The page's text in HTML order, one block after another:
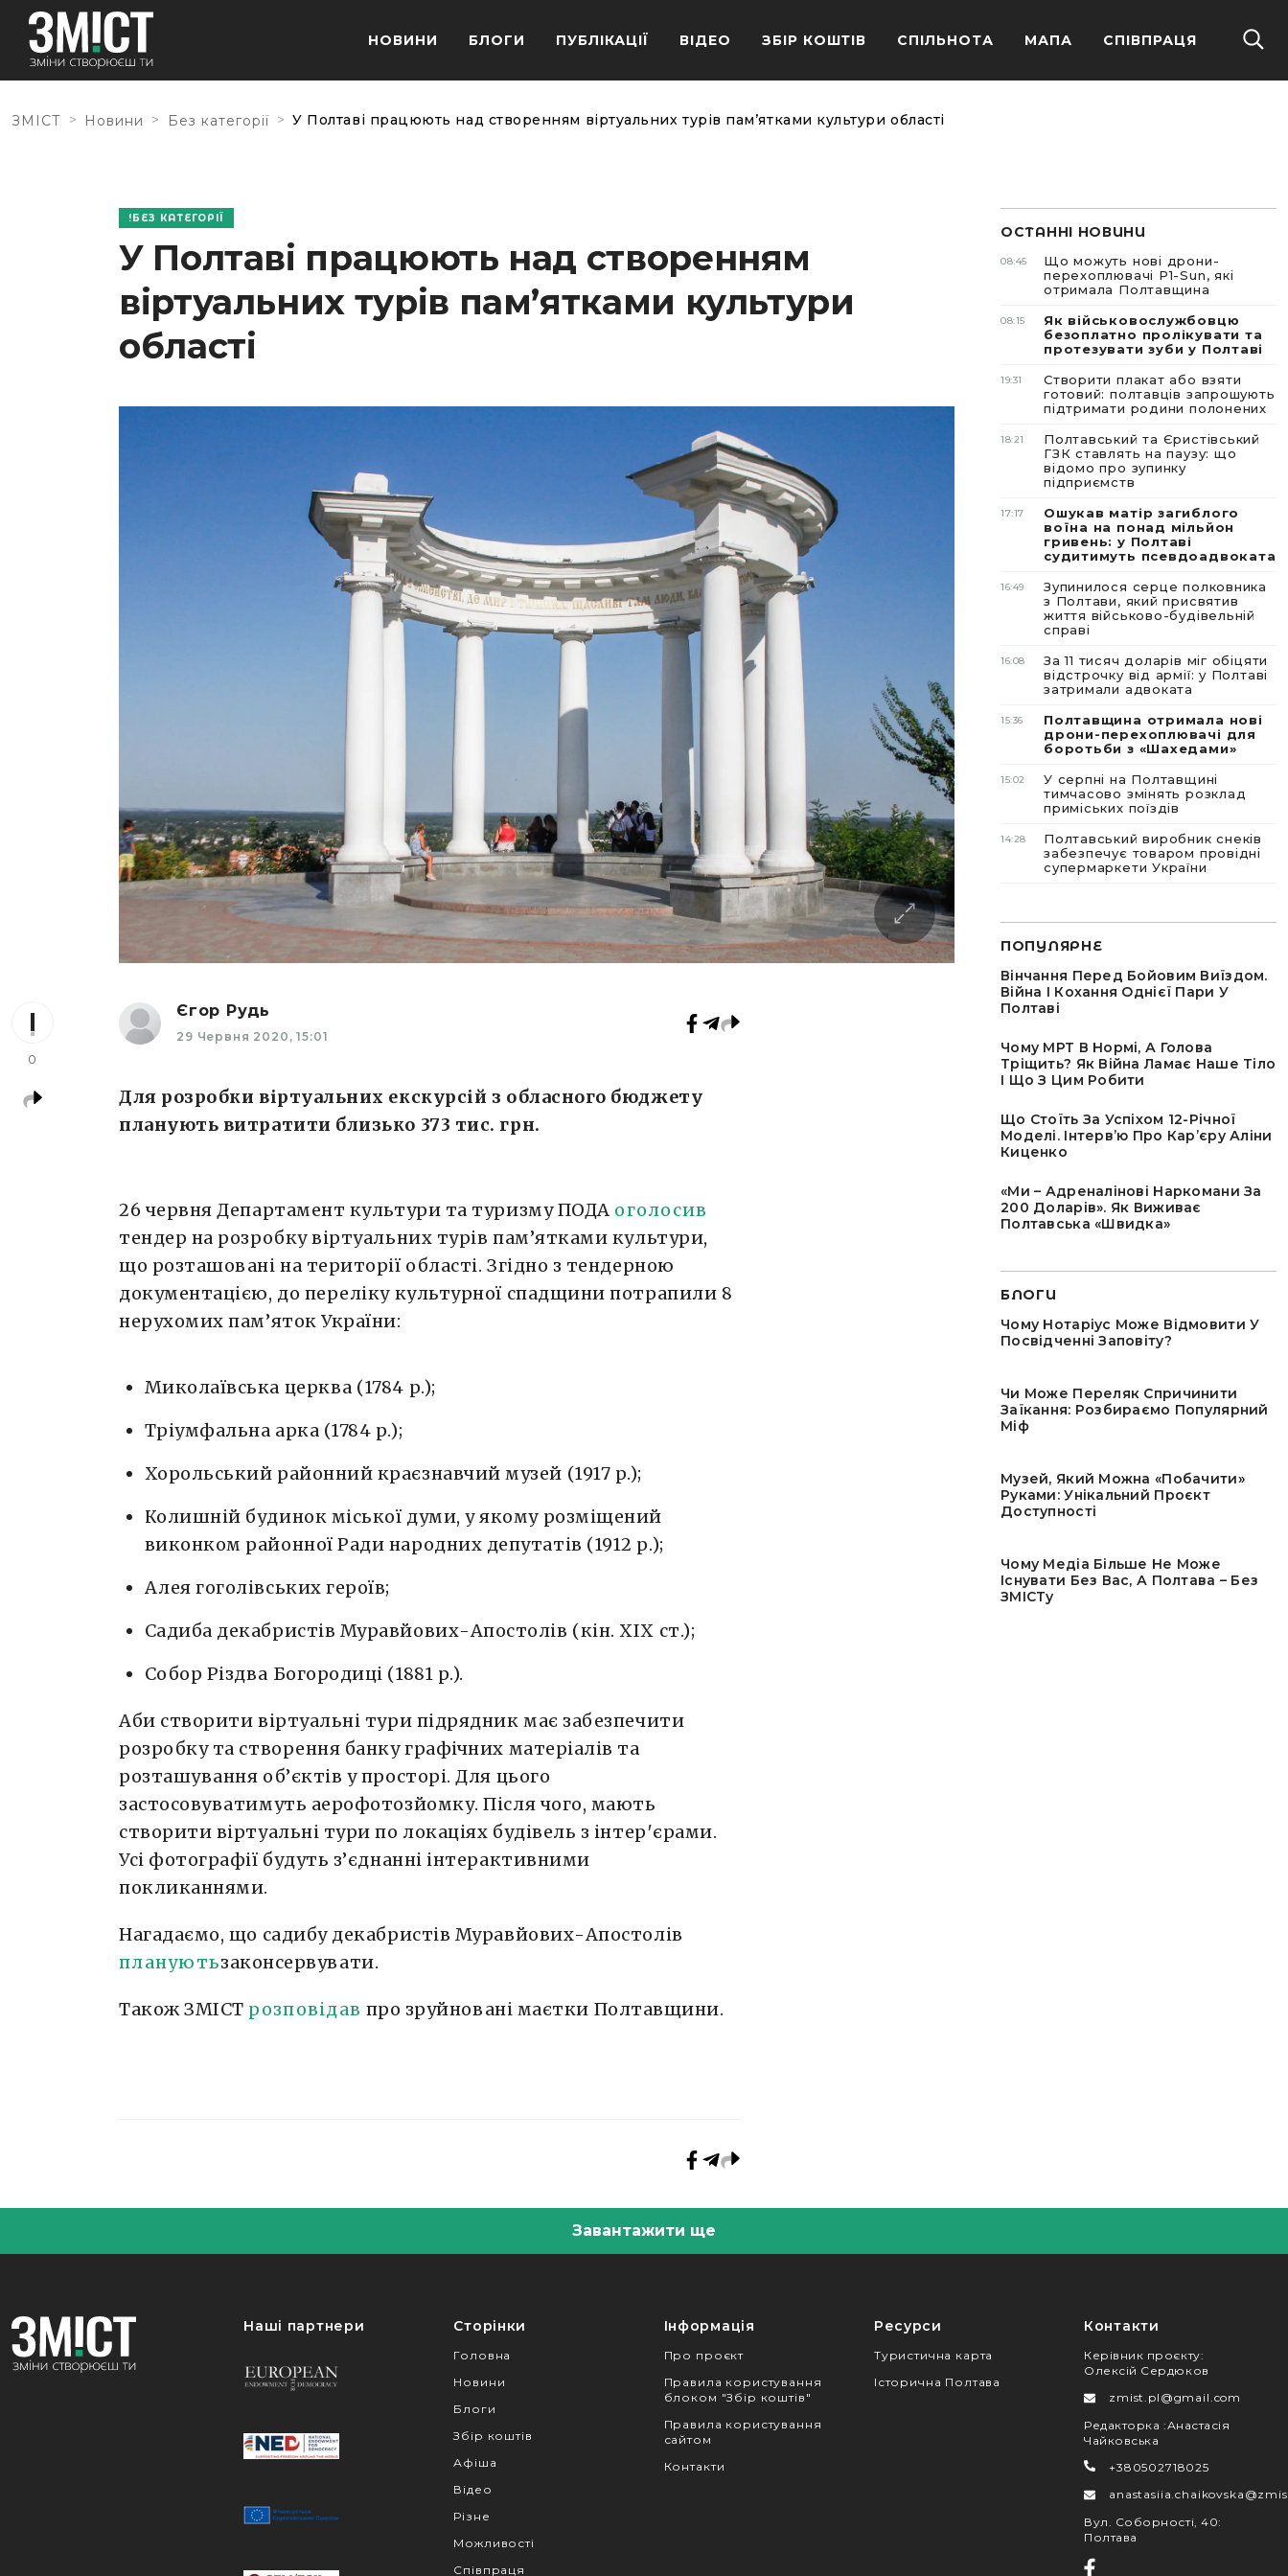
НОВИНИ БЛОГИ ПУБЛІКАЦІЇ ВІДЕО ЗБІР КОШТІВ СПІЛЬНОТА МАПА СПІВПРАЦЯ
ЗМІСТ > Новини > Без категорії > У Полтаві працюють над створенням віртуальних турів пам’ятками культури області
БЕЗ КАТЕГОРІЇ
У Полтаві працюють над створенням
віртуальних турів пам’ятками культури
області
0
Єгор Рудь
29 Червня 2020, 15:01
Для розробки віртуальних екскурсій з обласного бюджету
планують витратити близько 373 тис. грн.
26 червня Департамент культури та туризму ПОДА оголосив
тендер на розробку віртуальних турів пам’ятками культури,
що розташовані на території області. Згідно з тендерною
документацією, до переліку культурної спадщини потрапили 8
нерухомих пам’яток України:
Миколаївська церква (1784 р.);
Тріумфальна арка (1784 р.);
Хорольський районний краєзнавчий музей (1917 р.);
Колишній будинок міської думи, у якому розміщений
виконком районної Ради народних депутатів (1912 р.);
Алея гоголівських героїв;
Садиба декабристів Муравйових-Апостолів (кін. XIX ст.);
Собор Різдва Богородиці (1881 р.).
Аби створити віртуальні тури підрядник має забезпечити
розробку та створення банку графічних матеріалів та
розташування об’єктів у просторі. Для цього
застосовуватимуть аерофотозйомку. Після чого, мають
створити віртуальні тури по локаціях будівель з інтер′єрами.
Усі фотографії будуть з’єднанні інтерактивними
покликаннями.
Нагадаємо, що садибу декабристів Муравйових-Апостолів
плануютьзаконсервувати.
Також ЗМІСТ розповідав про зруйновані маєтки Полтавщини.
ОСТАННІ НОВИНИ
08:45
Що можуть нові дрони-
перехоплювачі P1-Sun, які
отримала Полтавщина
08:15
Як військовослужбовцю
безоплатно пролікувати та
протезувати зуби у Полтаві
19:31
Створити плакат або взяти
готовий: полтавців запрошують
підтримати родини полонених
18:21
Полтавський та Єристівський
ГЗК ставлять на паузу: що
відомо про зупинку
підприємств
17:17
Ошукав матір загиблого
воїна на понад мільйон
гривень: у Полтаві
судитимуть псевдоадвоката
16:49
Зупинилося серце полковника
з Полтави, який присвятив
життя військово-будівельній
справі
16:08
За 11 тисяч доларів міг обіцяти
відстрочку від армії: у Полтаві
затримали адвоката
15:36
Полтавщина отримала нові
дрони-перехоплювачі для
боротьби з «Шахедами»
15:02
У серпні на Полтавщині
тимчасово змінять розклад
приміських поїздів
14:28
Полтавський виробник снеків
забезпечує товаром провідні
супермаркети України
ПОПУЛЯРНЕ
Вінчання Перед Бойовим Виїздом.
Війна І Кохання Однієї Пари У
Полтаві
Чому МРТ В Нормі, А Голова
Тріщить? Як Війна Ламає Наше Тіло
І Що З Цим Робити
Що Стоїть За Успіхом 12-Річної
Моделі. Інтервʼю Про Карʼєру Аліни
Киценко
«Ми – Адреналінові Наркомани За
200 Доларів». Як Виживає
Полтавська «швидка»
БЛОГИ
Чому Нотаріус Може Відмовити У
Посвідченні Заповіту?
Чи Може Переляк Спричинити
Заїкання: Розбираємо Популярний
Міф
Музей, Який Можна «побачити»
Руками: Унікальний Проєкт
Доступності
Чому Медіа Більше Не Може
Існувати Без Вас, А Полтава – Без
ЗМІСТу
Завантажити ще
Наші партнери Сторінки
Головна
Новини
Блоги
Збір коштів
Афіша
Відео
Різне
Можливості
Співпраця
Інформація
Про проєкт
Правила користування
блоком "Збір коштів"
Правила користування
сайтом
Контакти
Ресурси
Туристична карта
Історична Полтава
Контакти
Керівник проєкту:
Олексій Сердюков
zmist.pl@gmail.com
Редакторка :Анастасія
Чайковська
+380502718025
Вул. Соборності, 40:
Полтава